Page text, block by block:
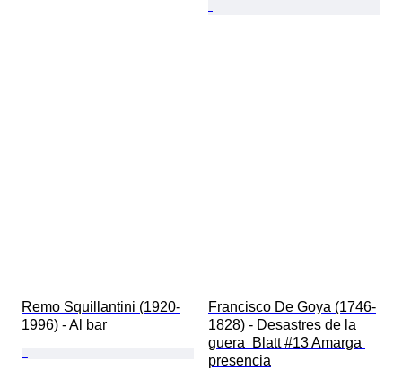
Remo Squillantini (1920-
1996) - Al bar
Francisco De Goya (1746-
1828) - Desastres de la
guera  Blatt #13 Amarga
presencia